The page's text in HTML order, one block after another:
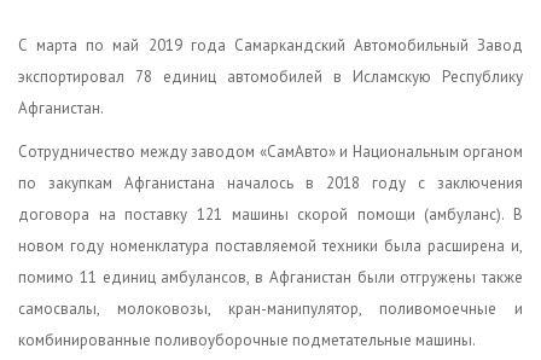
С марта по май 2019 года Самаркандский Автомобильный Завод
экспортировал 78 единиц автомобилей в Исламскую Республику
Афганистан.
Сотрудничество между заводом «СамАвто» и Национальным органом
по закупкам Афганистана началось в 2018 году с заключения
договора на поставку 121 машины скорой помощи (амбуланс). В
новом году номенклатура поставляемой техники была расширена и,
помимо 11 единиц амбулансов, в Афганистан были отгружены также
самосвалы, молоковозы, кран-манипулятор, поливомоечные и
комбинированные поливоуборочные подметательные машины.